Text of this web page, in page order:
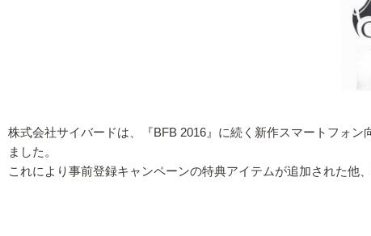
株式会社サイバードは、『BFB 2016』に続く新作スマートフォ
ました。
これにより事前登録キャンペーンの特典アイテムが追加された他